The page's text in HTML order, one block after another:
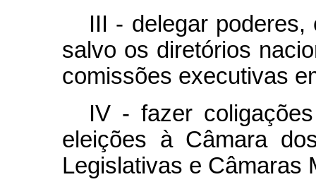
III - delegar
salvo os diretórios
comissões executivas
IV - fazer
eleições à Câmara
Legislativas e Câmaras